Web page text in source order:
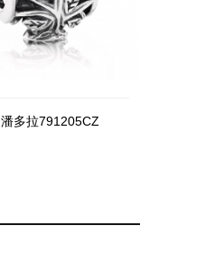
潘多拉791205CZ